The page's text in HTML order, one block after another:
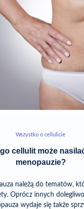
Wszystko o cellulicie
cellulit może
menopauzie?
należą do tematów,
Oprócz innych
wydaje się także